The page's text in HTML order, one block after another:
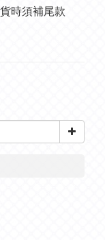
時須補尾款